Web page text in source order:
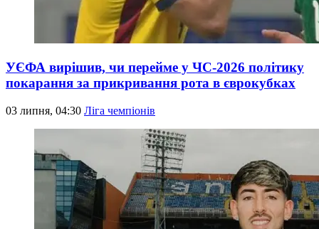
УЄФА вирішив, чи перейме у ЧС-2026 політику
покарання за прикривання рота в єврокубках
03 липня, 04:30 Ліга чемпіонів